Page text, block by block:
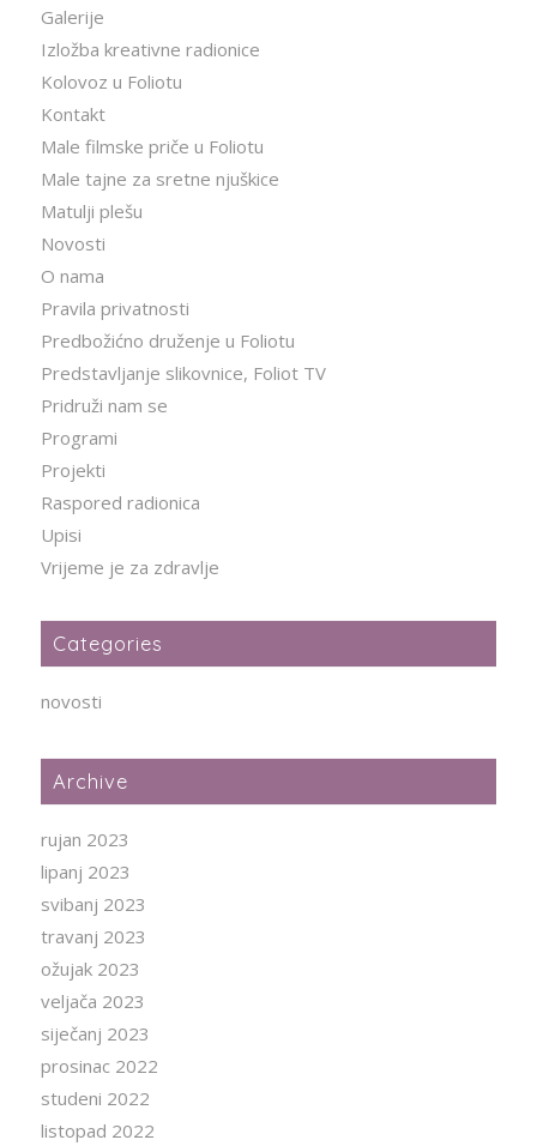
Galerije
Izložba kreativne radionice
Kolovoz u Foliotu
Kontakt
Male filmske priče u Foliotu
Male tajne za sretne njuškice
Matulji plešu
Novosti
O nama
Pravila privatnosti
Predbožićno druženje u Foliotu
Predstavljanje slikovnice, Foliot TV
Pridruži nam se
Programi
Projekti
Raspored radionica
Upisi
Vrijeme je za zdravlje
Categories
novosti
Archive
rujan 2023
lipanj 2023
svibanj 2023
travanj 2023
ožujak 2023
veljača 2023
siječanj 2023
prosinac 2022
studeni 2022
listopad 2022